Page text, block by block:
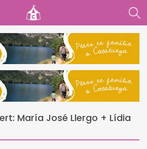
María José Llergo + Lídia